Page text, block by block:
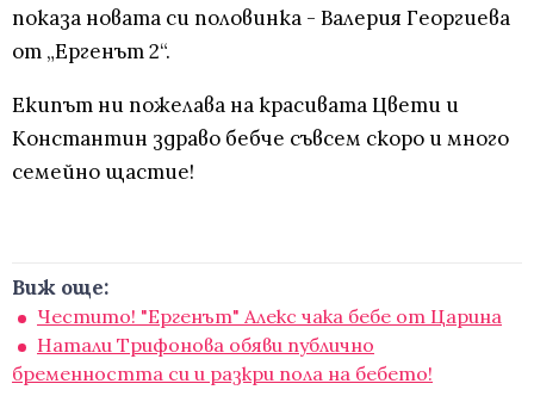
показа новата си половинка - Валерия Георгиева
от „Ергенът 2“.
Екипът ни пожелава на красивата Цвети и
Константин здраво бебче съвсем скоро и много
семейно щастие!
Виж още:
Честито! "Ергенът" Алекс чака бебе от Царина
Натали Трифонова обяви публично
бременността си и разкри пола на бебето!